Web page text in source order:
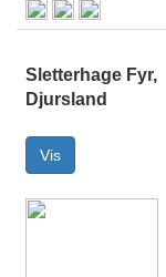
Sletterhage Fyr,
Djursland